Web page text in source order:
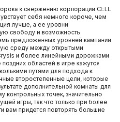
к свержению корпорации CELL
себя немного короче, чем
лучше, а ее уровни
свободу и возможность
предложенных уровней кампании
среду между открытыми
и более линейными дорожками
областей в игре кажутся
путями для подхода к
второстепенные цели, которые
дополнительной комнаты для
контрольных точек, значительно
игры, так что только при более
вам придется повторять большие